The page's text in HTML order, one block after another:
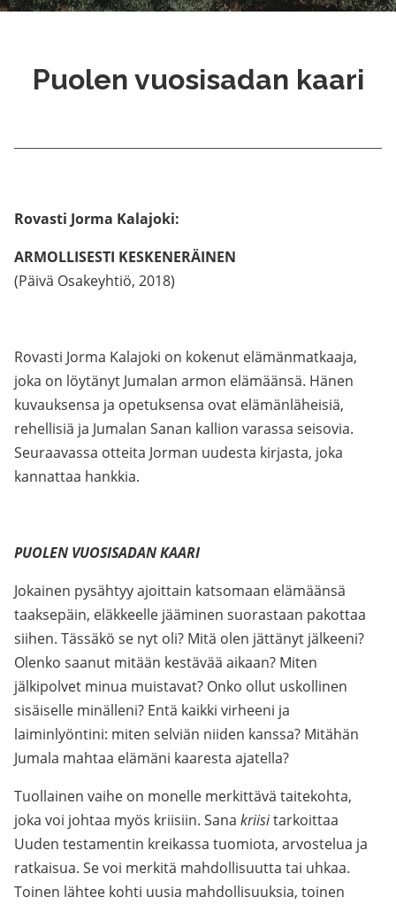
Puolen vuosisadan kaari
Rovasti Jorma Kalajoki:
ARMOLLISESTI KESKENERÄINEN
(Päivä Osakeyhtiö, 2018)
Rovasti Jorma Kalajoki on kokenut elämänmatkaaja,
joka on löytänyt Jumalan armon elämäänsä. Hänen
kuvauksensa ja opetuksensa ovat elämänläheisiä,
rehellisiä ja Jumalan Sanan kallion varassa seisovia.
Seuraavassa otteita Jorman uudesta kirjasta, joka
kannattaa hankkia.
PUOLEN VUOSISADAN KAARI
Jokainen pysähtyy ajoittain katsomaan elämäänsä
taaksepäin, eläkkeelle jääminen suorastaan pakottaa
siihen. Tässäkö se nyt oli? Mitä olen jättänyt jälkeeni?
Olenko saanut mitään kestävää aikaan? Miten
jälkipolvet minua muistavat? Onko ollut uskollinen
sisäiselle minälleni? Entä kaikki virheeni ja
laiminlyöntini: miten selviän niiden kanssa? Mitähän
Jumala mahtaa elämäni kaaresta ajatella?
Tuollainen vaihe on monelle merkittävä taitekohta,
joka voi johtaa myös kriisiin. Sana kriisitarkoittaa
Uuden testamentin kreikassa tuomiota, arvostelua ja
ratkaisua. Se voi merkitä mahdollisuutta tai uhkaa.
Toinen lähtee kohti uusia mahdollisuuksia, toinen